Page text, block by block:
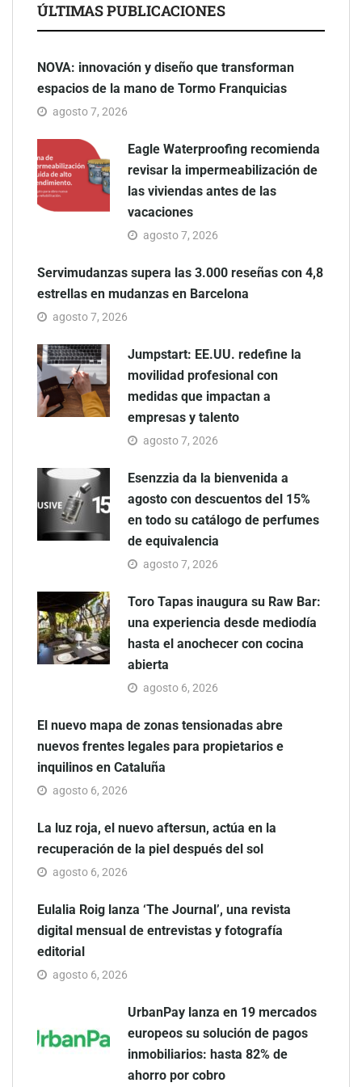
ÚLTIMAS PUBLICACIONES
NOVA: innovación y diseño que transforman
espacios de la mano de Tormo Franquicias
agosto 7, 2026
Eagle Waterproofing recomienda
revisar la impermeabilización de
las viviendas antes de las
vacaciones
agosto 7, 2026
Servimudanzas supera las 3.000 reseñas con 4,8
estrellas en mudanzas en Barcelona
agosto 7, 2026
Jumpstart: EE.UU. redefine la
movilidad profesional con
medidas que impactan a
empresas y talento
agosto 7, 2026
Esenzzia da la bienvenida a
agosto con descuentos del 15%
en todo su catálogo de perfumes
de equivalencia
agosto 7, 2026
Toro Tapas inaugura su Raw Bar:
una experiencia desde mediodía
hasta el anochecer con cocina
abierta
agosto 6, 2026
El nuevo mapa de zonas tensionadas abre
nuevos frentes legales para propietarios e
inquilinos en Cataluña
agosto 6, 2026
La luz roja, el nuevo aftersun, actúa en la
recuperación de la piel después del sol
agosto 6, 2026
Eulalia Roig lanza ‘The Journal’, una revista
digital mensual de entrevistas y fotografía
editorial
agosto 6, 2026
UrbanPay lanza en 19 mercados
europeos su solución de pagos
inmobiliarios: hasta 82% de
ahorro por cobro